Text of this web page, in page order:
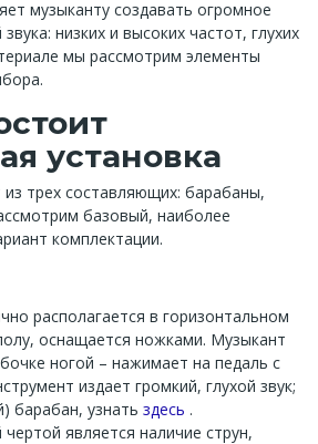
музыканту создавать огромное
низких и высоких частот, глухих
мы рассмотрим элементы
установка
из трех составляющих: барабаны,
базовый, наиболее
комплектации.
располагается в горизонтальном
оснащается ножками. Музыкант
ногой – нажимает на педаль с
издает громкий, глухой звук;
барабан, узнать здесь .
является наличие струн,